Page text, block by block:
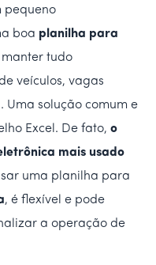
pequeno
boa planilha para
tudo
veículos, vagas
Uma solução comum e
Excel. De fato, o
mais usado
uma planilha para
, é flexível e pode
a operação de